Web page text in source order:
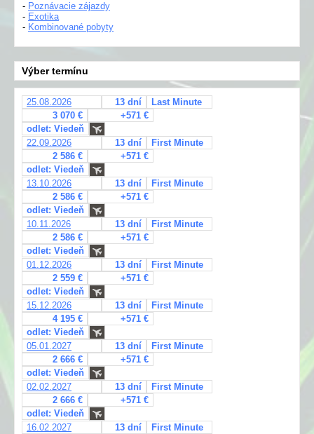
- Poznávacie zájazdy
- Exotika
- Kombinované pobyty
Výber termínu
25.08.2026 13 dní
Last Minute
3 070 €
+571 €
odlet: Viedeň
22.09.2026
13 dní
First Minute
2 586 €
+571 €
odlet: Viedeň
13.10.2026
13 dní
First Minute
2 586 €
+571 €
odlet: Viedeň
10.11.2026
13 dní
First Minute
2 586 €
+571 €
odlet: Viedeň
01.12.2026
13 dní
First Minute
2 559 €
+571 €
odlet: Viedeň
15.12.2026
13 dní
First Minute
4 195 €
+571 €
odlet: Viedeň
05.01.2027
13 dní
First Minute
2 666 €
+571 €
odlet: Viedeň
02.02.2027
13 dní
First Minute
2 666 €
+571 €
odlet: Viedeň
16.02.2027
13 dní
First Minute